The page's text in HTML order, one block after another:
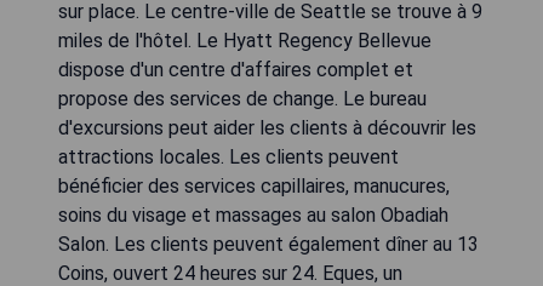
sur place. Le centre-ville de Seattle se trouve à 9
miles de l'hôtel. Le Hyatt Regency Bellevue
dispose d'un centre d'affaires complet et
propose des services de change. Le bureau
d'excursions peut aider les clients à découvrir les
attractions locales. Les clients peuvent
bénéficier des services capillaires, manucures,
soins du visage et massages au salon Obadiah
Salon. Les clients peuvent également dîner au 13
Coins, ouvert 24 heures sur 24. Eques, un